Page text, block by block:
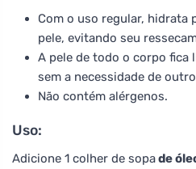
Com o uso regular, hidrata
pele, evitando seu
A pele de todo o corpo fica
sem a necessidade de
Não contém alérgenos.
Uso:
Adicione 1 colher de sopade